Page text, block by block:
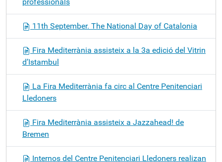
11th September. The National Day of Catalonia
Fira Mediterrània assisteix a la 3a edició del Vitrin
d’Istambul
La Fira Mediterrània fa circ al Centre Penitenciari
Lledoners
Fira Mediterrània assisteix a Jazzahead! de
Bremen
Internos del Centre Penitenciari Lledoners realizan